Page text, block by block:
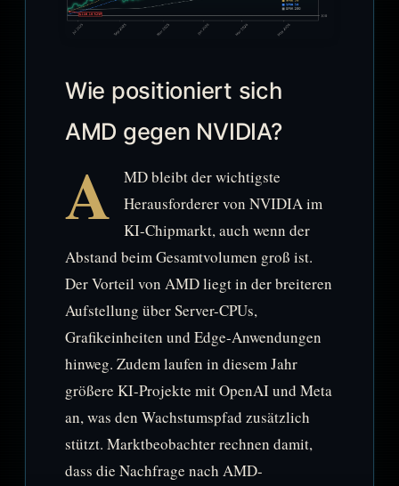
Wie positioniert sich
AMD gegen NVIDIA?
A
MD bleibt der wichtigste
Herausforderer von NVIDIA im
KI-Chipmarkt, auch wenn der
Abstand beim Gesamtvolumen groß ist.
Der Vorteil von AMD liegt in der breiteren
Aufstellung über Server-CPUs,
Grafikeinheiten und Edge-Anwendungen
hinweg. Zudem laufen in diesem Jahr
größere KI-Projekte mit OpenAI und Meta
an, was den Wachstumspfad zusätzlich
stützt. Marktbeobachter rechnen damit,
dass die Nachfrage nach AMD-